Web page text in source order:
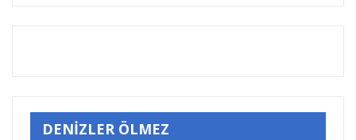
DENİZLER ÖLMEZ